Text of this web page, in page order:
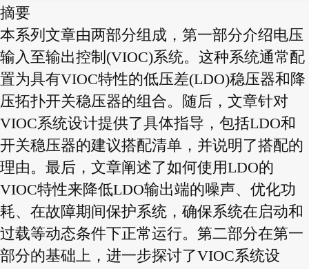
摘要
本系列文章由两部分组成，第一部分介绍电压
输入至输出控制(VIOC)系统。这种系统通常配
置为具有VIOC特性的低压差(LDO)稳压器和降
压拓扑开关稳压器的组合。随后，文章针对
VIOC系统设计提供了具体指导，包括LDO和
开关稳压器的建议搭配清单，并说明了搭配的
理由。最后，文章阐述了如何使用LDO的
VIOC特性来降低LDO输出端的噪声、优化功
耗、在故障期间保护系统，确保系统在启动和
过载等动态条件下正常运行。第二部分在第一
部分的基础上，进一步探讨了VIOC系统设